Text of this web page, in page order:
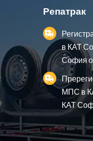
Репатрак
в КАТ
София
МПС в
КАТ